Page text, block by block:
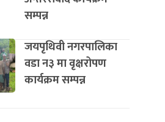
सम्पन्न
जयपृथिवी नगरपालिका
वडा न३ मा वृक्षरोपण
कार्यक्रम सम्पन्न